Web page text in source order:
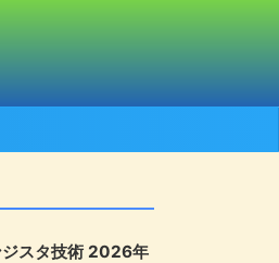
ジスタ技術 2026年